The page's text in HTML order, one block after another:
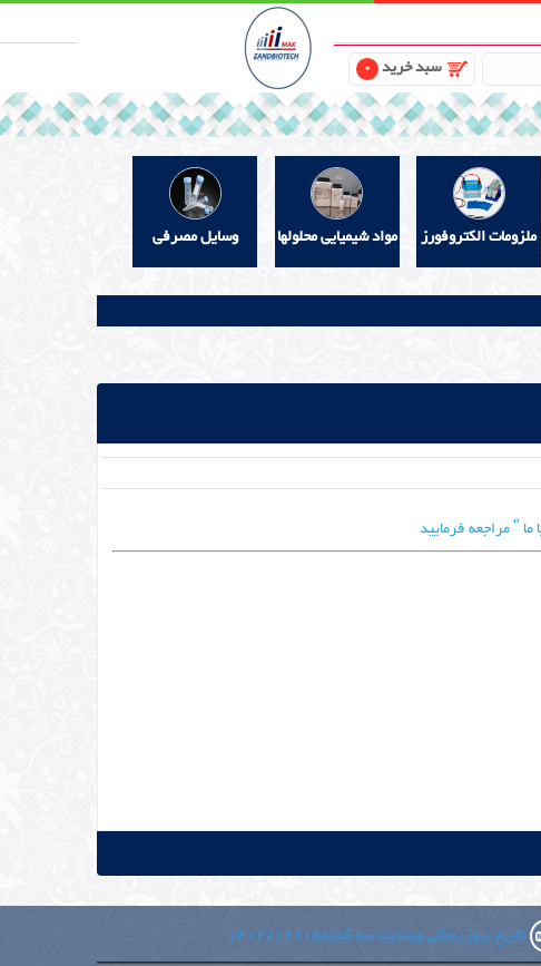
سبد خرید 0
ملزومات الکتروفورز مواد شیمیایی محلولها وسایل مصرفی
" مراجعه فرمایید
تاریخ بروز رسانی وبسایت سه شنبه1402/12/15